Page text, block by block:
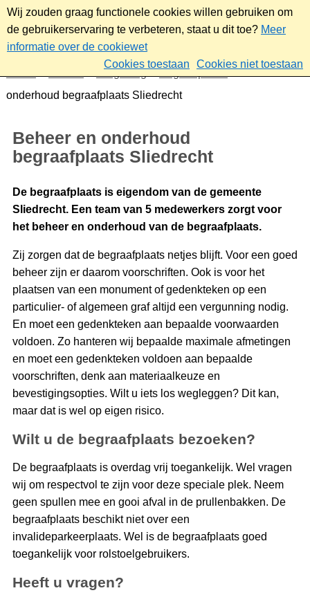
Wij zouden graag functionele cookies willen gebruiken om
de gebruikerservaring te verbeteren, staat u dit toe? Meer
informatie over de cookiewet
Cookies toestaan
Cookies niet toestaan
Omgeving Begraafplaats
Beheer en
onderhoud begraafplaats Sliedrecht
Beheer en onderhoud
begraafplaats Sliedrecht
De begraafplaats is eigendom van de gemeente
Sliedrecht. Een team van 5 medewerkers zorgt voor
het beheer en onderhoud van de begraafplaats.
Zij zorgen dat de begraafplaats netjes blijft. Voor een goed
beheer zijn er daarom voorschriften. Ook is voor het
plaatsen van een monument of gedenkteken op een
particulier- of algemeen graf altijd een vergunning nodig.
En moet een gedenkteken aan bepaalde voorwaarden
voldoen. Zo hanteren wij bepaalde maximale afmetingen
en moet een gedenkteken voldoen aan bepaalde
voorschriften, denk aan materiaalkeuze en
bevestigingsopties. Wilt u iets los wegleggen? Dit kan,
maar dat is wel op eigen risico.
Wilt u de begraafplaats bezoeken?
De begraafplaats is overdag vrij toegankelijk. Wel vragen
wij om respectvol te zijn voor deze speciale plek. Neem
geen spullen mee en gooi afval in de prullenbakken. De
begraafplaats beschikt niet over een
invalideparkeerplaats. Wel is de begraafplaats goed
toegankelijk voor rolstoelgebruikers.
Heeft u vragen?